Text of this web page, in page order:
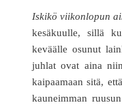
Iskikö viikonlopun
kesäkuulle, sillä
keväälle osunut
juhlat ovat aina
kaipaamaan sitä,
kauneimman